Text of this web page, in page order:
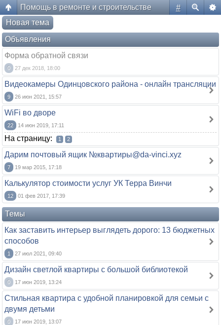
#
Помощь в ремонте и строительстве
Форум жителей ЖК Да Винчи
Новая тема
Объявления
Форма обратной связи
0 27 дек 2018, 18:00
Видеокамеры Одинцовского района - онлайн трансляции
9 26 июн 2021, 15:57
WiFi во дворе
22 14 июн 2019, 17:11
На страницу: 1 2
Дарим почтовый ящик №квартиры@da-vinci.xyz
7 19 мар 2015, 17:18
Калькулятор стоимости услуг УК Терра Винчи
12 01 фев 2017, 17:39
Темы
Как заставить интерьер выглядеть дорого: 13 бюджетных
способов
1 27 июл 2021, 09:40
Дизайн светлой квартиры с большой библиотекой
0 17 июн 2019, 13:24
Стильная квартира с удобной планировкой для семьи с
двумя детьми
0 17 июн 2019, 13:07